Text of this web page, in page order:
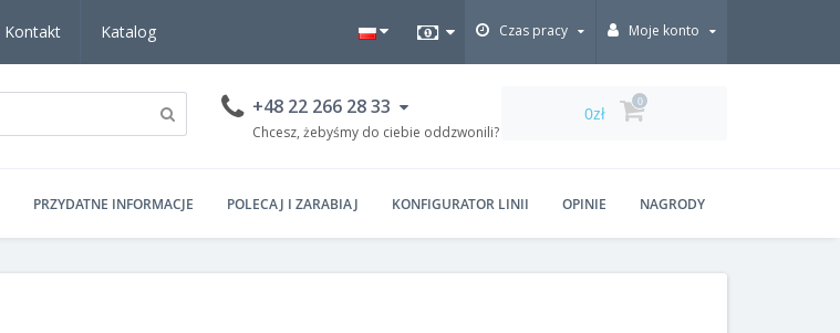
Kontakt Katalog Czas pracy Moje konto
+48 22 266 28 33
Chcesz, żebyśmy do ciebie oddzwonili?
0zł
0
PRZYDATNE INFORMACJE POLECAJ I ZARABIAJ KONFIGURATOR LINII OPINIE NAGRODY